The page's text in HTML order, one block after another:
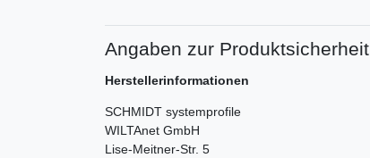
Angaben zur Produktsicherheit
Herstellerinformationen
SCHMIDT systemprofile
WILTAnet GmbH
Lise-Meitner-Str. 5